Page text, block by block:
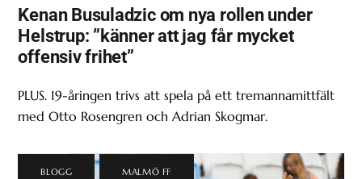
Kenan Busuladzic om nya rollen under
Helstrup: ”känner att jag får mycket
offensiv frihet”
PLUS. 19-åringen trivs att spela på ett tremannamittfält
med Otto Rosengren och Adrian Skogmar.
BLOGG MALMÖ FF